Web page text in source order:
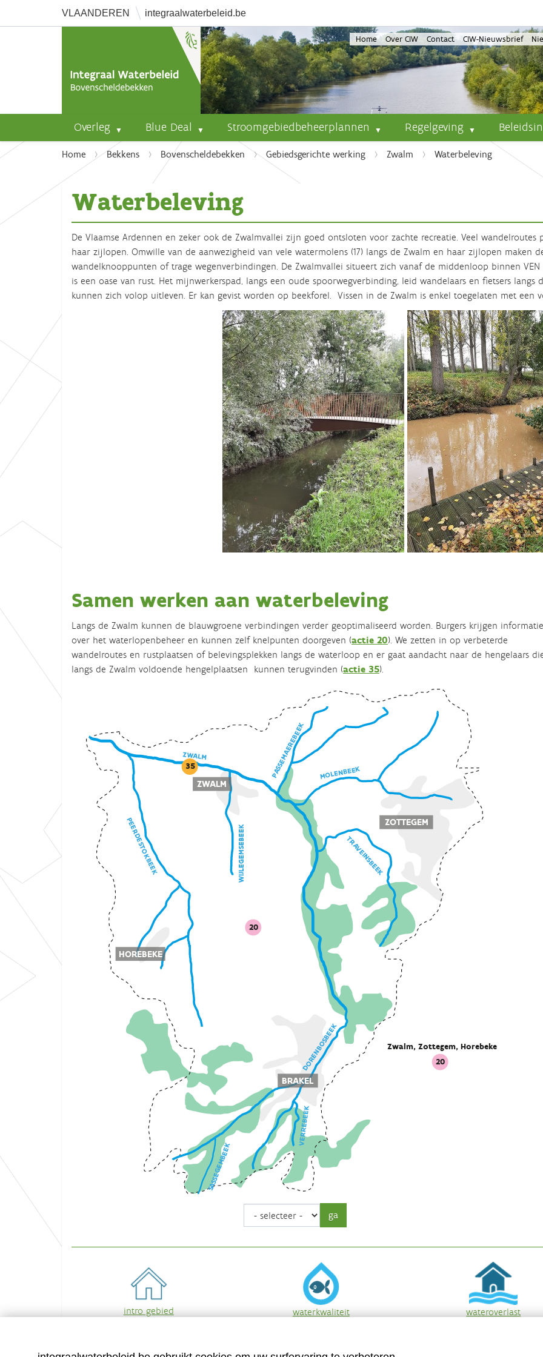
VLAANDEREN integraalwaterbeleid.be
Home Over CIW Contact CIW-Nieuwsbrief
Overleg Blue Deal Stroomgebiedbeheerplannen Regelgeving
U
e
Home Bekkens Bovenscheldebekken Gebiedsgerichte werking Zwalm Waterbeleving
Waterbeleving
De Vlaamse Ardennen en zeker ook de Zwalmvallei zijn goed ontsloten voor zachte recreatie. Veel wandelroutes
haar zijlopen. Omwille van de aanwezigheid van vele watermolens (17) langs de Zwalm en haar zijlopen maken
wandelknooppunten of trage wegenverbindingen. De Zwalmvallei situeert zich vanaf de middenloop binnen
is een oase van rust. Het mijnwerkerspad, langs een oude spoorwegverbinding, leid wandelaars en fietsers langs
kunnen zich volop uitleven. Er kan gevist worden op beekforel. Vissen in de Zwalm is enkel toegelaten met een
Samen werken aan waterbeleving
Langs de Zwalm kunnen de blauwgroene verbindingen verder geoptimaliseerd worden. Burgers krijgen informatie
over het waterlopenbeheer en kunnen zelf knelpunten doorgeven (actie 20). We zetten in op verbeterde
wandelroutes en rustplaatsen of belevingsplekken langs de waterloop en er gaat aandacht naar de hengelaars
langs de Zwalm voldoende hengelplaatsen kunnen terugvinden (actie 35).
ZOTTEGEM
ZWALM
HOREBEKE
BRAKEL
ZWALM PASSEMAEREBEEK MOLENBEEK
TRAVEINSBEEK
PEERDESTOKBEEK
SASSEGEMBEEK
VERREBEEK
DORENBOSBEEK
WIJLEGEMSEBEEK
Zwalm, Zottegem, Horebeke
20
35
20
intro gebied waterkwaliteit wateroverlast